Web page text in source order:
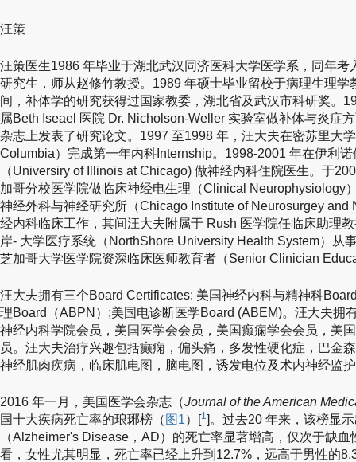
汪策
汪策医生1986 年毕业于湖北武汉同济医科大学医学系，同年
研究生，师从赵修竹教授。1989 年硕士毕业留校于病理生理
间，补体学的研究获得过国家教委，湖北省及武汉市科研奖。
属Beth Iseael 医院 Dr. Nicholson-Weller 实验室做补体与炎症
杂志上发表了研究论文。1997 至1998 年，汪大夫在密苏里大
Columbia）完成第一年内科Internship。1998-2001 年在伊利
（Universiry of Illinois at Chicago) 做神经内科住院医生。于
加哥分校医学院做临床神经电生理（Clinical Neurophysiology
神经外科与神经研究所（Chicago Institute of Neurosurgey and
经内科临床工作，其间汪大夫附属于 Rush 医学院任临床助理
岸- 大学医疗系统（NorthShore University Health System）从
芝加哥大学医学院资深临床医师教育者（Senior Clinician
汪大夫拥有三个Board Certificates: 美国神经内科与精神科
理Board（ABPN）;美国电诊断医学Board (ABEM)。汪大夫拥
神经内科学院会员，美国医学会会员，美国癫痫学会会员，美
员。汪大夫治疗兴趣包括癫痫，偏头痛，多发性硬化症，巴金
神经肌肉疾病，临床肌电图，脑电图，诱发电位及术内神经监
2016 年一月，美国医学会杂志（Journal of the American
国十大疾病死亡率的琅琊榜（ 图1）[1 ]。过去20 年来，该榜显
（Alzheimer's Disease，AD）的死亡率显著增高，仅次于缺
看，女性尤其明显，死亡率已经上升到12.7%，远高于男性的